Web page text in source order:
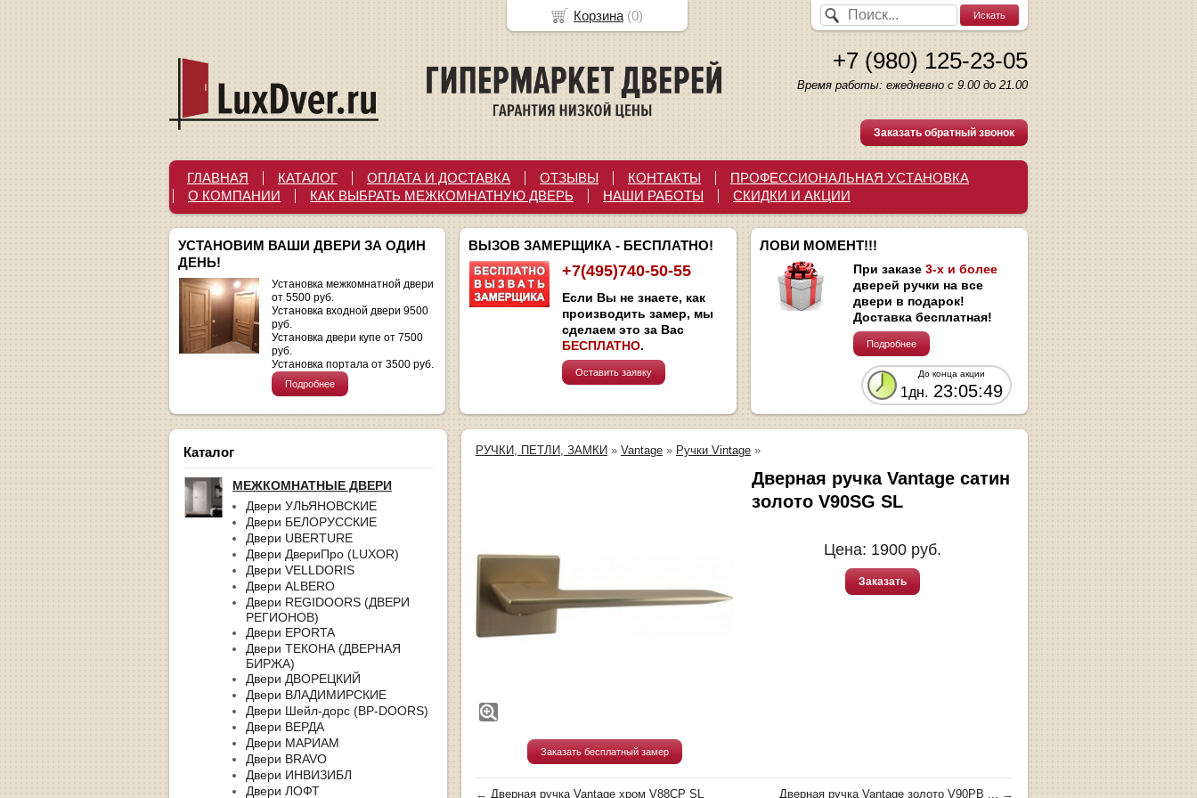
+7 (980) 125-23-05
Время работы: ежедневно с 9.00 до 21.00
Заказать обратный звонок
ГЛАВНАЯ КАТАЛОГ ОПЛАТА И ДОСТАВКА ОТЗЫВЫ КОНТАКТЫ
ПРОФЕССИОНАЛЬНАЯ УСТАНОВКА
О КОМПАНИИ
КАК ВЫБРАТЬ МЕЖКОМНАТНУЮ ДВЕРЬ НАШИ РАБОТЫ СКИДКИ И АКЦИИ
УСТАНОВИМ ВАШИ ДВЕРИ ЗА ОДИН
ДЕНЬ!
Установка межкомнатной двери
от 5500 руб.
Установка входной двери 9500
руб.
Установка двери купе от 7500
руб.
Установка портала от 3500 руб.
Подробнее
ВЫЗОВ ЗАМЕРЩИКА - БЕСПЛАТНО!
+7(495)740-50-55
Если Вы не знаете, как
производить замер, мы
сделаем это за Вас
БЕСПЛАТНО.
Оставить заявку
ЛОВИ МОМЕНТ!!!
При заказе 3-х и более
дверей ручки на все
двери в подарок!
Доставка бесплатная!
Подробнее
До конца акции
1дн. 23:05:48
Каталог
МЕЖКОМНАТНЫЕ ДВЕРИ
Двери УЛЬЯНОВСКИЕ
Двери БЕЛОРУССКИЕ
Двери UBERTURE
Двери ДвериПро (LUXOR)
Двери VELLDORIS
Двери ALBERO
Двери REGIDOORS (ДВЕРИ
РЕГИОНОВ)
Двери EPORTA
Двери ТЕКОНА (ДВЕРНАЯ
БИРЖА)
Двери ДВОРЕЦКИЙ
Двери ВЛАДИМИРСКИЕ
Двери Шейл-дорс (BP-DOORS)
Двери ВЕРДА
Двери МАРИАМ
Двери BRAVO
Двери ИНВИЗИБЛ
Двери ЛОФТ
РУЧКИ, ПЕТЛИ, ЗАМКИ » Vantage » Ручки Vintage »
Заказать бесплатный замер
Дверная ручка Vantage сатин
золото V90SG SL
Цена: 1900 руб.
Заказать
← Дверная ручка Vantage хром V88CP SL Дверная ручка Vantage золото V90PB ... →
Корзина (0)